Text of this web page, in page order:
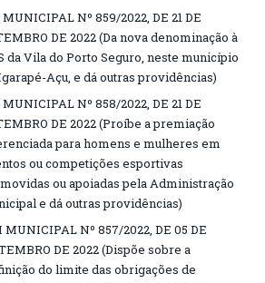
Nº 859/2022, DE 21 DE
DE 2022 (Da nova denominação à
da Vila do Porto Seguro, neste município
Açu, e dá outras providências)
Nº 858/2022, DE 21 DE
DE 2022 (Proíbe a premiação
para homens e mulheres em
ou competições esportivas
ou apoiadas pela Administração
e dá outras providências)
MUNICIPAL Nº 857/2022, DE 05 DE
DE 2022 (Dispõe sobre a
do limite das obrigações de